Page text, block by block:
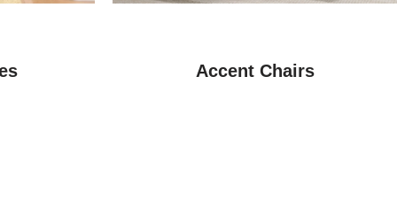
Accent Chairs